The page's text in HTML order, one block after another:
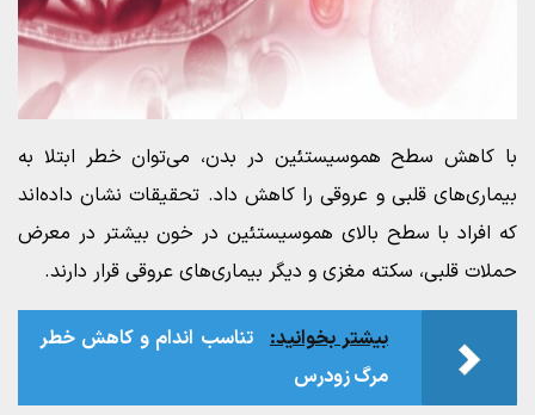
با کاهش سطح هموسیستئین در بدن، می‌توان خطر ابتلا به
بیماری‌های قلبی و عروقی را کاهش داد. تحقیقات نشان داده‌اند
که افراد با سطح بالای هموسیستئین در خون بیشتر در معرض
حملات قلبی، سکته مغزی و دیگر بیماری‌های عروقی قرار دارند.
بیشتر بخوانید: تناسب اندام و کاهش خطر
مرگ زودرس